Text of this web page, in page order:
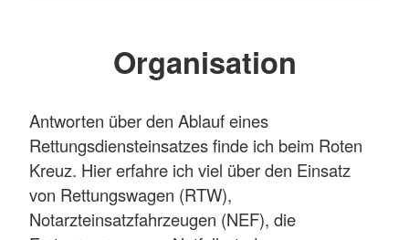
Organisation
Antworten über den Ablauf eines
Rettungsdiensteinsatzes finde ich beim Roten
Kreuz. Hier erfahre ich viel über den Einsatz
von Rettungswagen (RTW),
Notarzteinsatzfahrzeugen (NEF), die